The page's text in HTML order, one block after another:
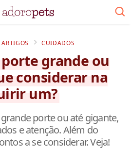
ARTIGOS CUIDADOS
grande ou
considerar na
um?
porte ou até gigante,
e atenção. Além do
a se considerar. Veja!